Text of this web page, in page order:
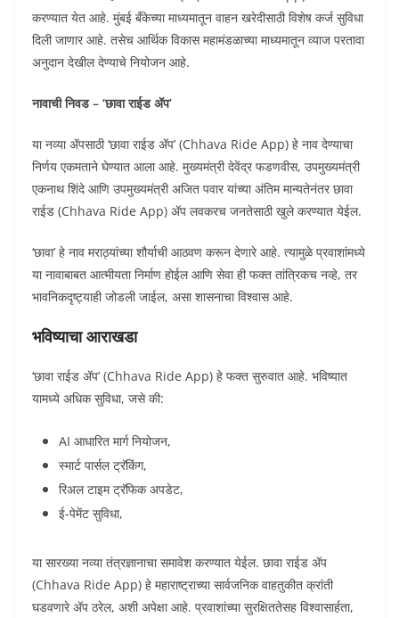
करण्यात येत आहे. मुंबई बँकेच्या माध्यमातून वाहन खरेदीसाठी विशेष कर्ज सुविधा
दिली जाणार आहे. तसेच आर्थिक विकास महामंडळाच्या माध्यमातून व्याज परतावा
अनुदान देखील देण्याचे नियोजन आहे.
नावाची निवड – ‘छावा राईड ॲप’
या नव्या ॲपसाठी ‘छावा राईड ॲप’ (Chhava Ride App) हे नाव देण्याचा
निर्णय एकमताने घेण्यात आला आहे. मुख्यमंत्री देवेंद्र फडणवीस, उपमुख्यमंत्री
एकनाथ शिंदे आणि उपमुख्यमंत्री अजित पवार यांच्या अंतिम मान्यतेनंतर छावा
राईड (Chhava Ride App) ॲप लवकरच जनतेसाठी खुले करण्यात येईल.
‘छावा’ हे नाव मराठ्यांच्या शौर्याची आठवण करून देणारे आहे. त्यामुळे प्रवाशांमध्ये
या नावाबाबत आत्मीयता निर्माण होईल आणि सेवा ही फक्त तांत्रिकच नव्हे, तर
भावनिकदृष्ट्याही जोडली जाईल, असा शासनाचा विश्वास आहे.
भविष्याचा आराखडा
‘छावा राईड ॲप’ (Chhava Ride App) हे फक्त सुरुवात आहे. भविष्यात
यामध्ये अधिक सुविधा, जसे की:
AI आधारित मार्ग नियोजन,
स्मार्ट पार्सल ट्रॅकिंग,
रिअल टाइम ट्रॅफिक अपडेट,
ई-पेमेंट सुविधा,
या सारख्या नव्या तंत्रज्ञानाचा समावेश करण्यात येईल. छावा राईड ॲप
(Chhava Ride App) हे महाराष्ट्राच्या सार्वजनिक वाहतुकीत क्रांती
घडवणारे ॲप ठरेल, अशी अपेक्षा आहे. प्रवाशांच्या सुरक्षिततेसह विश्वासार्हता,